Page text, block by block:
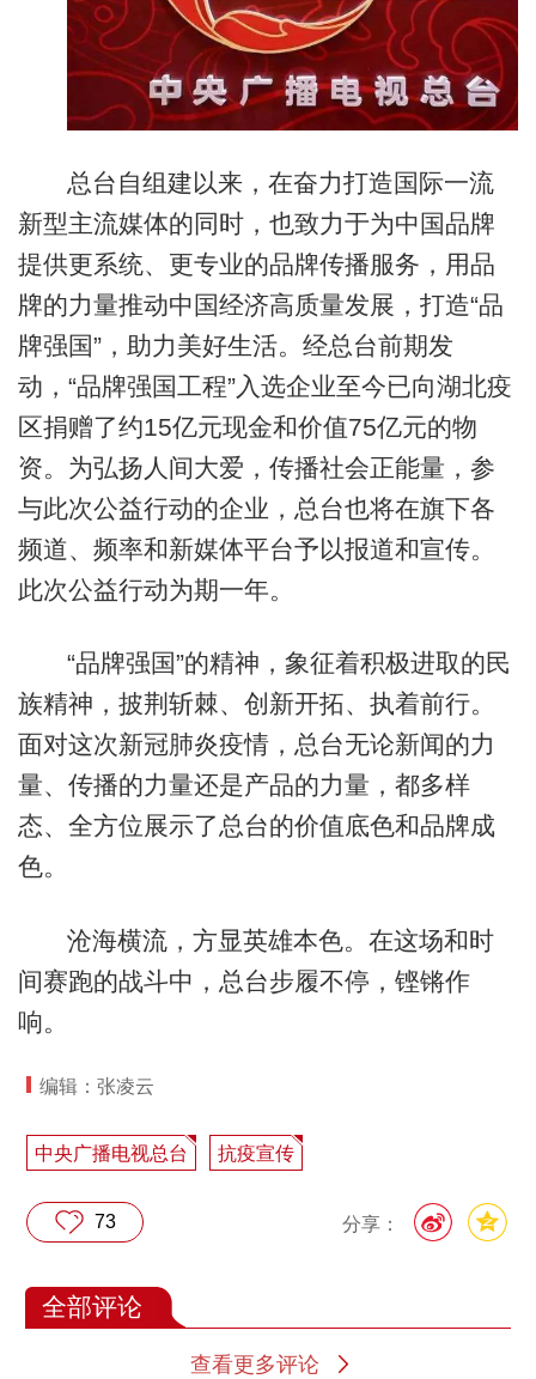
总台自组建以来，在奋力打造国际一流
新型主流媒体的同时，也致力于为中国品牌
提供更系统、更专业的品牌传播服务，用品
牌的力量推动中国经济高质量发展，打造“品
牌强国”，助力美好生活。经总台前期发
动，“品牌强国工程”入选企业至今已向湖北疫
区捐赠了约15亿元现金和价值75亿元的物
资。为弘扬人间大爱，传播社会正能量，参
与此次公益行动的企业，总台也将在旗下各
频道、频率和新媒体平台予以报道和宣传。
此次公益行动为期一年。
“品牌强国”的精神，象征着积极进取的民
族精神，披荆斩棘、创新开拓、执着前行。
面对这次新冠肺炎疫情，总台无论新闻的力
量、传播的力量还是产品的力量，都多样
态、全方位展示了总台的价值底色和品牌成
色。
沧海横流，方显英雄本色。在这场和时
间赛跑的战斗中，总台步履不停，铿锵作
响。
编辑：张凌云
中央广播电视总台 抗疫宣传
分享：
73
全部评论
查看更多评论